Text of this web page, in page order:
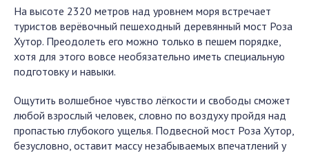
На высоте 2320 метров над уровнем моря встречает
туристов верёвочный пешеходный деревянный мост Роза
Хутор. Преодолеть его можно только в пешем порядке,
хотя для этого вовсе необязательно иметь специальную
подготовку и навыки.
Ощутить волшебное чувство лёгкости и свободы сможет
любой взрослый человек, словно по воздуху пройдя над
пропастью глубокого ущелья. Подвесной мост Роза Хутор,
безусловно, оставит массу незабываемых впечатлений у